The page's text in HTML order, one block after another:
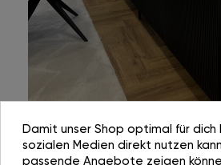
Damit unser Shop optimal für dich
sozialen Medien direkt nutzen
passende Angebote zeigen